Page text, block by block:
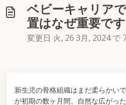
ベビーキャリア
置はなぜ重要で
変更日 火, 26 3月, 2024 で
新生児の骨格組織はまだ柔らかい
が初期の数ヶ月間、自然な広がっ